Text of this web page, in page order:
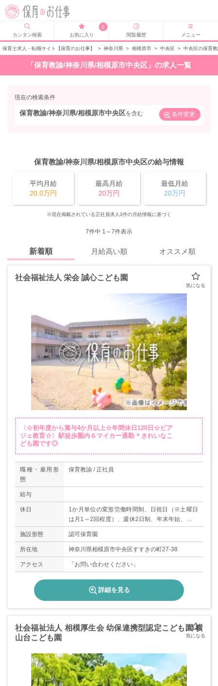
カンタン検索
0
お気に入り
閲覧履歴 メニュー
保育士求人・転職サイト【保育のお仕事】 > 神奈川県 > 相模原市 > 中央区 > 中央区の保育
「保育教諭/神奈川県/相模原市中央区」の求人一覧
現在の検索条件
保育教諭/神奈川県/相模原市中央区を含む 条件変更
保育教諭/神奈川県/相模原市中央区の給与情報
平均月給
20.0万円
最高月給
20万円
最低月給
20万円
※現在掲載されている正社員求人3件の月給情報に基づく
7件中 1～7件表示
新着順 月給高い順 オススメ順
社会福祉法人 栄会 誠心こども園
〈☆初年度から賞与4か月以上☆年間休日120日☆ピア
ジェ教育☆〉駅徒歩圏内＆マイカー通勤＊きれいなこ
ども園です◎
職種・雇用形
態
保育教諭 / 正社員
給与
休日
1か月単位の変形労働時間制、日祝日（※土曜日
は月1～2回程度）、週休2日制、年末年始、有給
休暇、育児休業（取得実績あり）、年間休日120
日
施設形態 認可保育園
所在地 神奈川県相模原市中央区すすきの町27-38
アクセス 「お問い合わせください」
詳細を見る
社会福祉法人 相模厚生会 幼保連携型認定こども園 横
山台こども園